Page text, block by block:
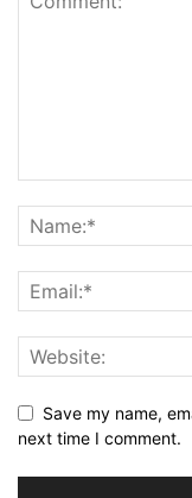
Save my name,
next time I comment.